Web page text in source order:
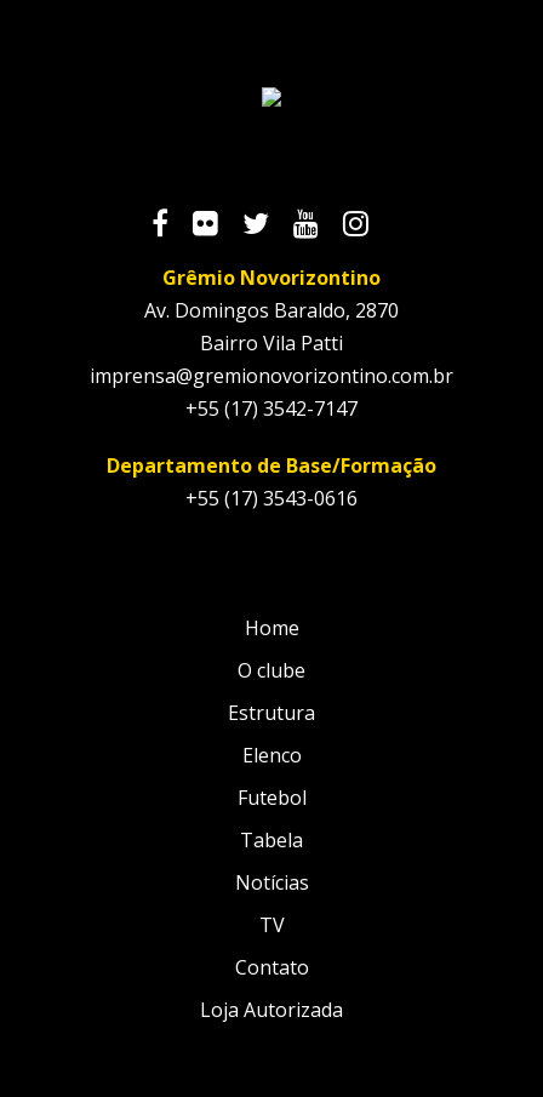
Grêmio Novorizontino
Av. Domingos Baraldo, 2870
Bairro Vila Patti
imprensa@gremionovorizontino.com.br
+55 (17) 3542-7147
Departamento de Base/Formação
+55 (17) 3543-0616
Home
O clube
Estrutura
Elenco
Futebol
Tabela
Notícias
TV
Contato
Loja Autorizada